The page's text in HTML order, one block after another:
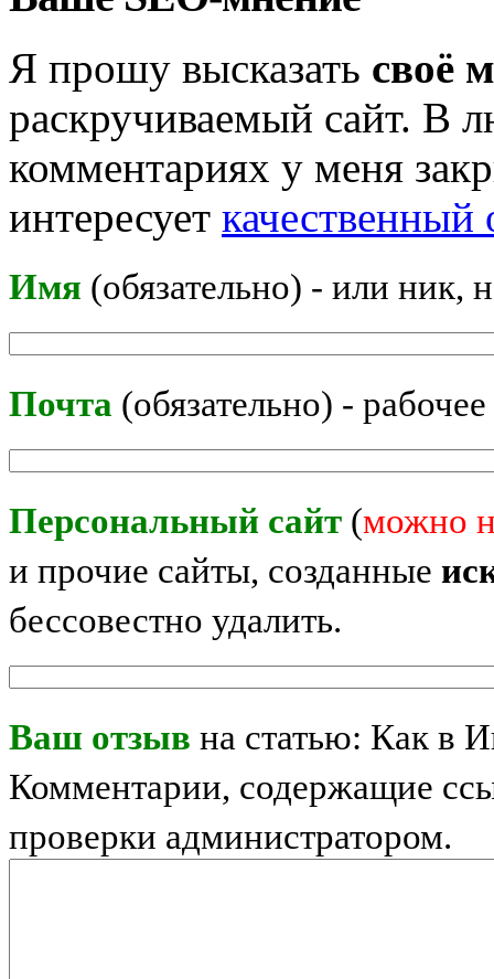
Я прошу высказать своё
раскручиваемый сайт. В
комментариях у меня
интересует
Имя (обязательно) - или ник,
Почта (обязательно) -
Персональный сайт (можно
и прочие сайты, созданные
бессовестно удалить.
Ваш отзыв на статью: Как в
Комментарии, содержащие
проверки администратором.